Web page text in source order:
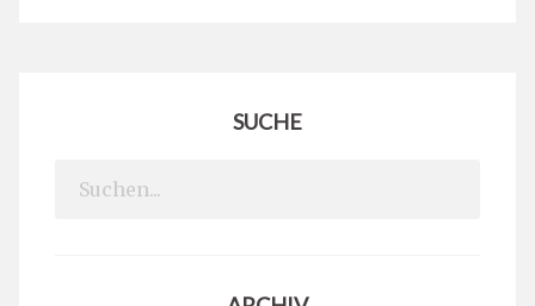
SUCHE
Search